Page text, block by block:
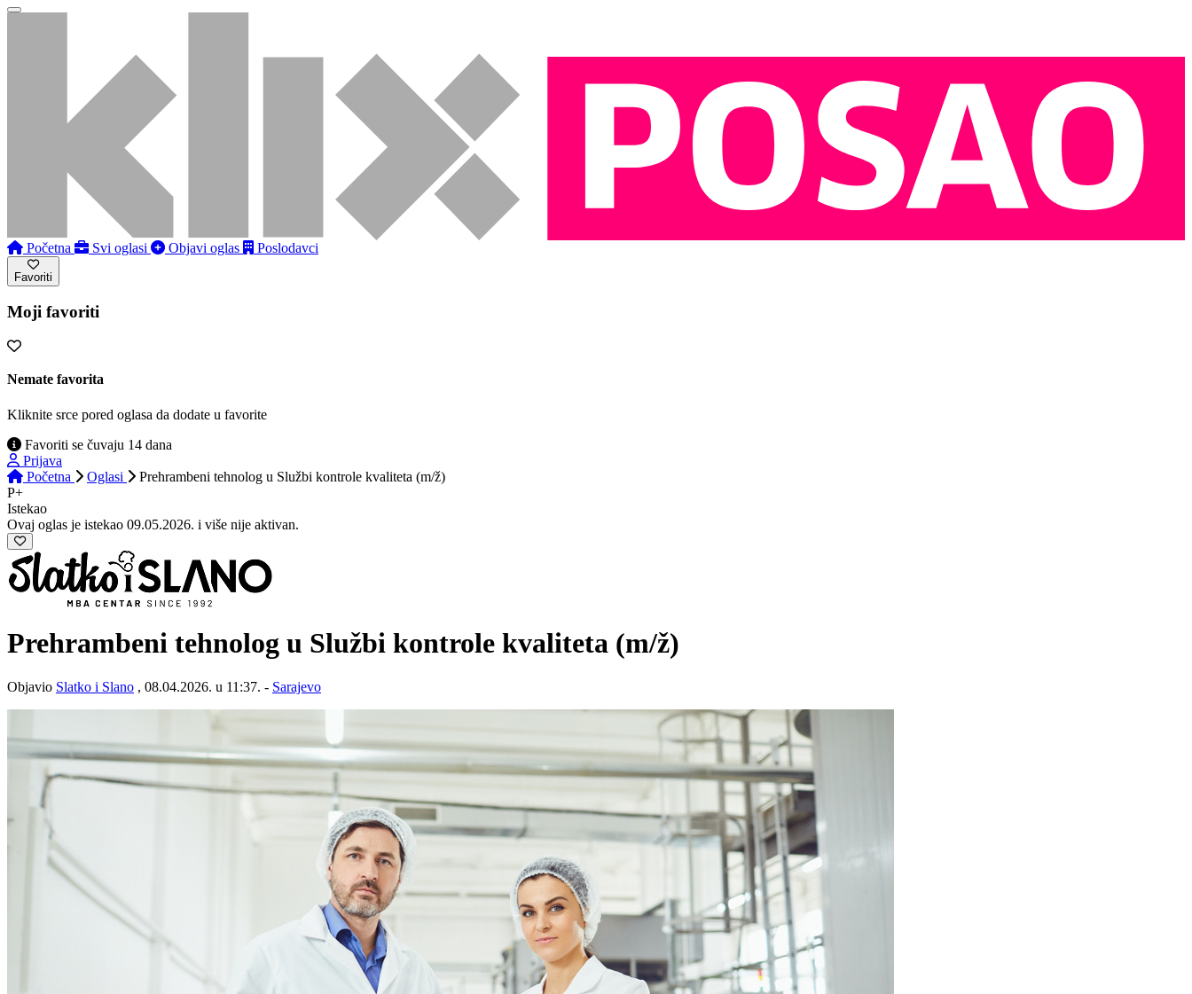
Početna Svi oglasi Objavi oglas Poslodavci
Favoriti
Moji favoriti
Nemate favorita
Kliknite srce pored oglasa da dodate u favorite
Favoriti se čuvaju 14 dana
Prijava
Početna
Oglasi
Prehrambeni tehnolog u Službi kontrole kvaliteta (m/ž)
P+
Istekao
Ovaj oglas je istekao 09.05.2026. i više nije aktivan.
Prehrambeni tehnolog u Službi kontrole kvaliteta (m/ž)
Objavio Slatko i Slano , 08.04.2026. u 11:37. - Sarajevo